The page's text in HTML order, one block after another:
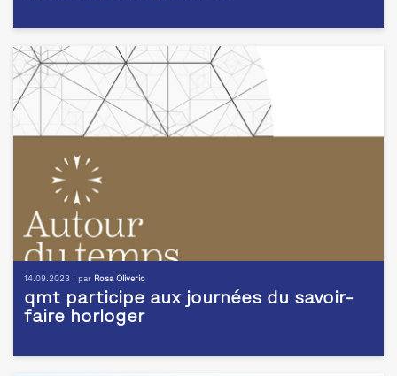
14.09.2023 | par Rosa Oliverio
qmt participe aux journées du savoir-
faire horloger